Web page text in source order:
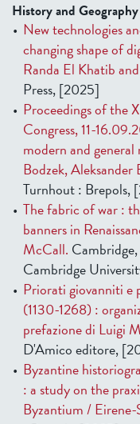
History and
New technologies
changing shape of
Randa El Khatib
Press, [2025]
Proceedings of the
Congress, 11-
modern and general
Bodzek, Aleksander
Turnhout : Brepols,
The fabric of war :
banners in
McCall.
Cambridge
Priorati giovanniti e
(1130-1268) :
prefazione di Luigi
D'Amico editore,
Byzantine
: a study on the
Byzantium /